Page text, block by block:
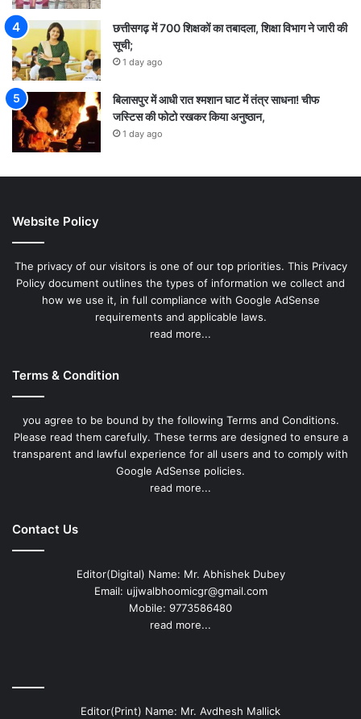
छत्तीसगढ़ में 700 शिक्षकों का तबादला, शिक्षा विभाग ने जारी की
सूची;
1 day ago
बिलासपुर में आधी रात श्मशान घाट में तंत्र साधना! चीफ
जस्टिस की फोटो रखकर किया अनुष्ठान,
1 day ago
Website Policy
The privacy of our visitors is one of our top priorities. This Privacy
Policy document outlines the types of information we collect and
how we use it, in full compliance with Google AdSense
requirements and applicable laws.
read more...
Terms & Condition
you agree to be bound by the following Terms and Conditions.
Please read them carefully. These terms are designed to ensure a
transparent and lawful experience for all users and to comply with
Google AdSense policies.
read more...
Contact Us
Editor(Digital) Name: Mr. Abhishek Dubey
Email: ujjwalbhoomicgr@gmail.com
Mobile: 9773586480
read more...
Editor(Print) Name: Mr. Avdhesh Mallick